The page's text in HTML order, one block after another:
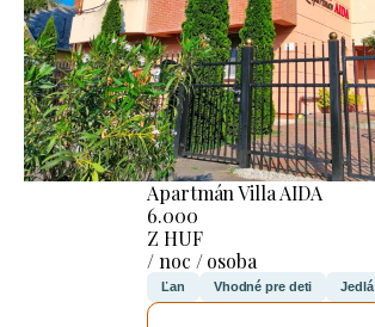
Apartmán Villa AIDA
6.000
Z HUF
/ noc / osoba
Ľan Vhodné pre deti Jedlá